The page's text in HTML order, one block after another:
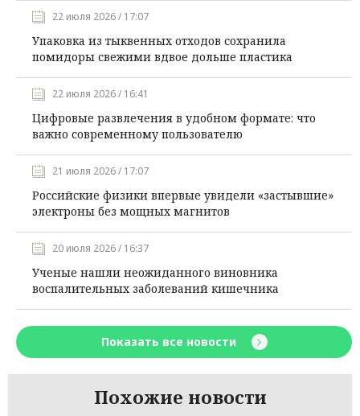
22 июля 2026 / 17:07
Упаковка из тыквенных отходов сохранила
помидоры свежими вдвое дольше пластика
22 июля 2026 / 16:41
Цифровые развлечения в удобном формате: что
важно современному пользователю
21 июля 2026 / 17:07
Российские физики впервые увидели «застывшие»
электроны без мощных магнитов
20 июля 2026 / 16:37
Ученые нашли неожиданного виновника
воспалительных заболеваний кишечника
Показать все новости
Похожие новости